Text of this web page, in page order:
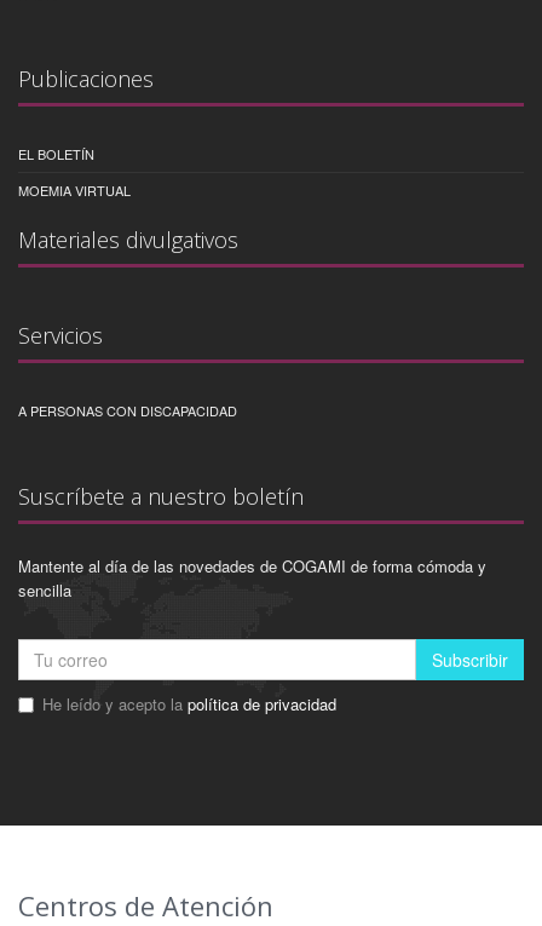
Publicaciones
EL BOLETÍN
MOEMIA VIRTUAL
Materiales divulgativos
Servicios
A PERSONAS CON DISCAPACIDAD
Suscríbete a nuestro boletín
Mantente al día de las novedades de COGAMI de forma cómoda y
sencilla
Subscribir
He leído y acepto la política de privacidad
Centros de Atención